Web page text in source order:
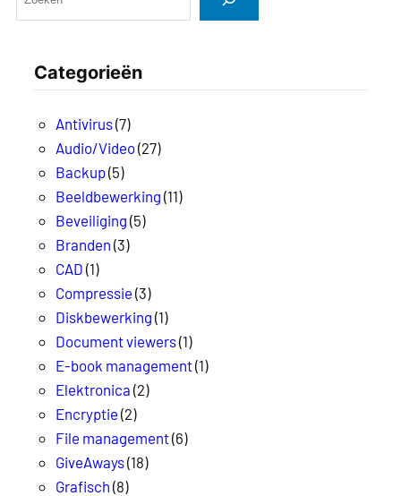
Categorieën
Antivirus(7)
Audio/Video(27)
Backup(5)
Beeldbewerking (11)
Beveiliging (5)
Branden (3)
CAD (1)
Compressie (3)
Diskbewerking (1)
Document viewers(1)
E-book management(1)
Elektronica (2)
Encryptie (2)
File management(6)
GiveAways(18)
Grafisch (8)